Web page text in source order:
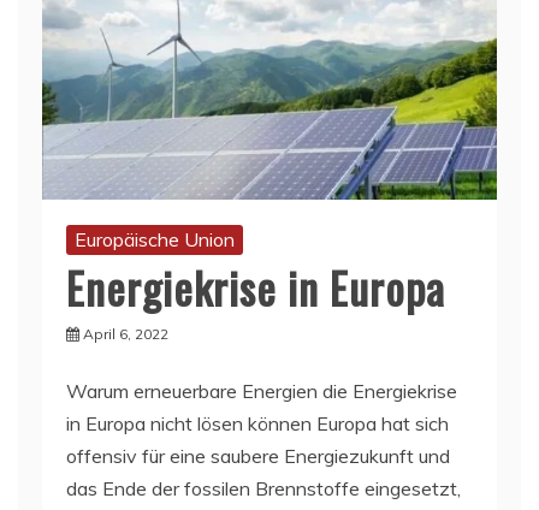
Europäische Union
Energiekrise in Europa
April 6, 2022
Warum erneuerbare Energien die Energiekrise
in Europa nicht lösen können Europa hat sich
offensiv für eine saubere Energiezukunft und
das Ende der fossilen Brennstoffe eingesetzt,